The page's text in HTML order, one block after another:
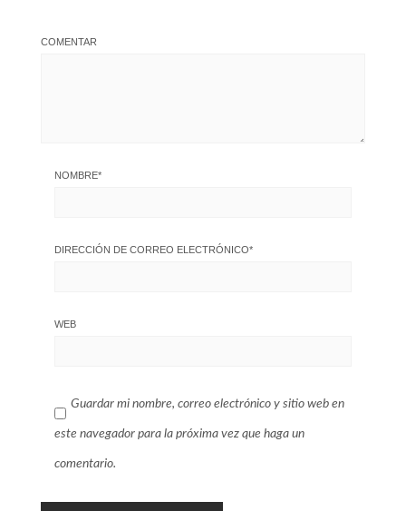
COMENTAR
NOMBRE*
DIRECCIÓN DE CORREO ELECTRÓNICO*
WEB
Guardar mi nombre, correo electrónico y sitio web en
este navegador para la próxima vez que haga un
comentario.